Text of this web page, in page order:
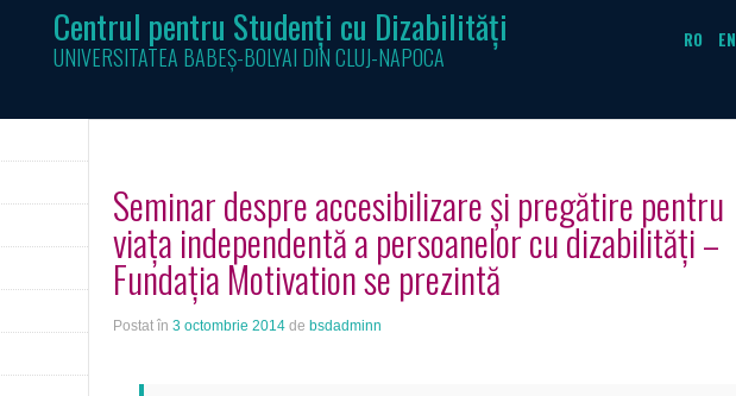
Centrul pentru Studenți cu Dizabilități
UNIVERSITATEA BABEȘ-BOLYAI DIN CLUJ-NAPOCA
RO EN
Seminar despre accesibilizare și pregătire pentru
viața independentă a persoanelor cu dizabilități –
Fundația Motivation se prezintă
Postat în3 octombrie 2014 de bsdadminn